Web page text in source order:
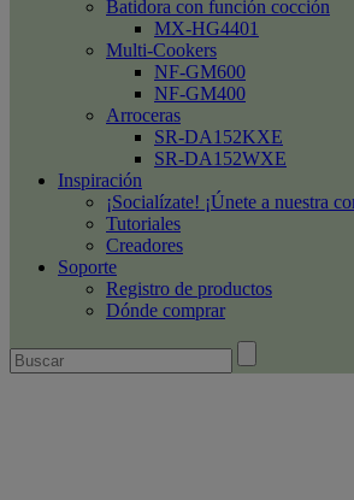
Batidora con función cocción
MX-HG4401
Multi-Cookers
NF-GM600
NF-GM400
Arroceras
SR-DA152KXE
SR-DA152WXE
Inspiración
¡Socialízate! ¡Únete a nuestra
Tutoriales
Creadores
Soporte
Registro de productos
Dónde comprar